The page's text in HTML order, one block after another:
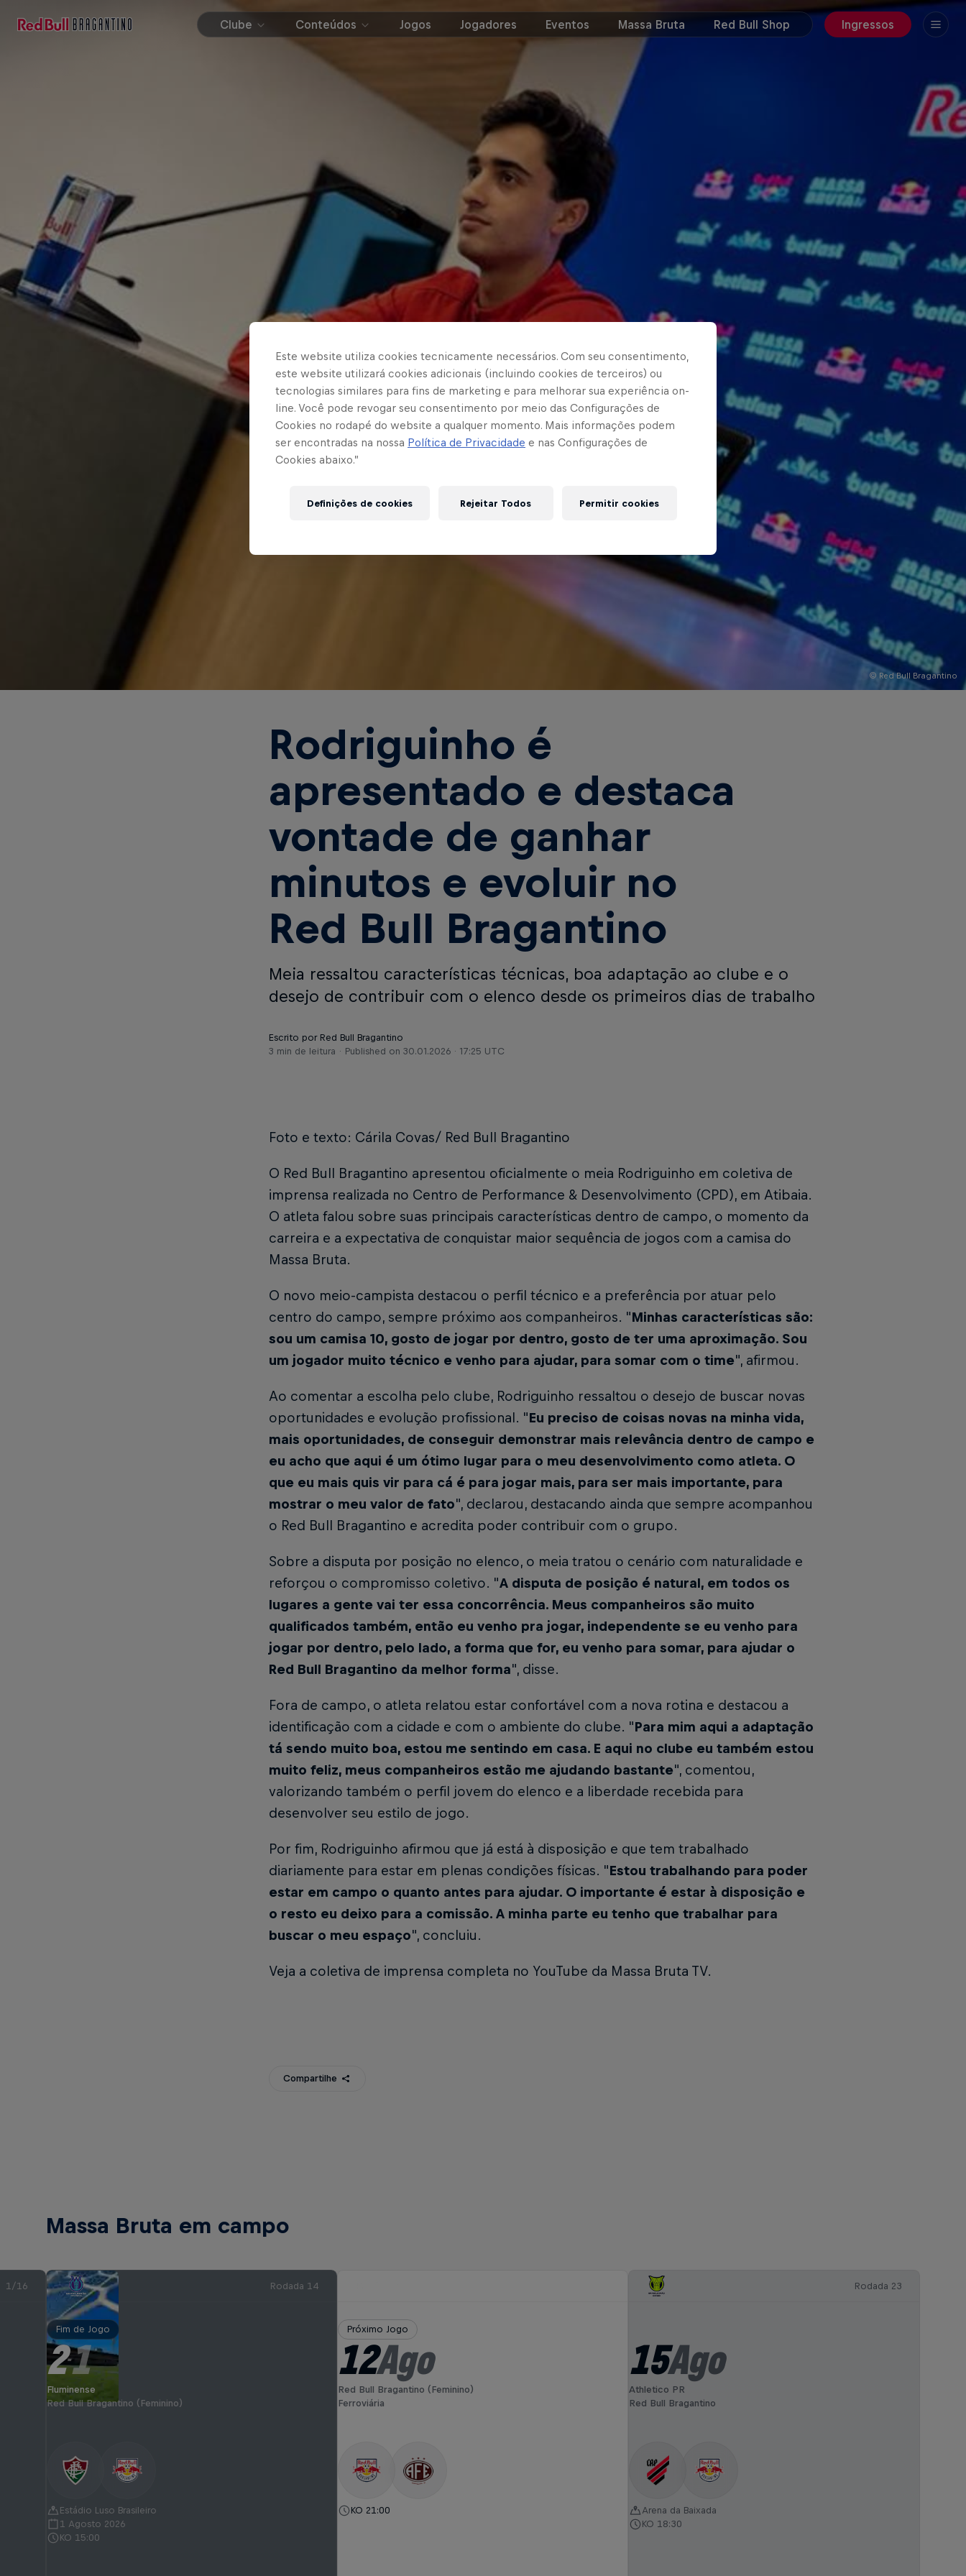
Clube Conteúdos Jogos Jogadores Eventos Massa Bruta Red Bull Shop Ingressos
© Red Bull Bragantino
Rodriguinho é
apresentado e destaca
vontade de ganhar
minutos e evoluir no
Red Bull Bragantino
Meia ressaltou características técnicas, boa adaptação ao clube e o
desejo de contribuir com o elenco desde os primeiros dias de trabalho
Escrito por Red Bull Bragantino
3 min de leitura
Published on 30.01.2026 · 17:25 UTC
Foto e texto: Cárila Covas/ Red Bull Bragantino
O Red Bull Bragantino apresentou oficialmente o meia Rodriguinho em coletiva de
imprensa realizada no Centro de Performance & Desenvolvimento (CPD), em Atibaia.
O atleta falou sobre suas principais características dentro de campo, o momento da
carreira e a expectativa de conquistar maior sequência de jogos com a camisa do
Massa Bruta.
O novo meio-campista destacou o perfil técnico e a preferência por atuar pelo
centro do campo, sempre próximo aos companheiros. "Minhas características são:
sou um camisa 10, gosto de jogar por dentro, gosto de ter uma aproximação. Sou
um jogador muito técnico e venho para ajudar, para somar com o time", afirmou.
Ao comentar a escolha pelo clube, Rodriguinho ressaltou o desejo de buscar novas
oportunidades e evolução profissional. "Eu preciso de coisas novas na minha vida,
mais oportunidades, de conseguir demonstrar mais relevância dentro de campo e
eu acho que aqui é um ótimo lugar para o meu desenvolvimento como atleta. O
que eu mais quis vir para cá é para jogar mais, para ser mais importante, para
mostrar o meu valor de fato", declarou, destacando ainda que sempre acompanhou
o Red Bull Bragantino e acredita poder contribuir com o grupo.
Sobre a disputa por posição no elenco, o meia tratou o cenário com naturalidade e
reforçou o compromisso coletivo. "A disputa de posição é natural, em todos os
lugares a gente vai ter essa concorrência. Meus companheiros são muito
qualificados também, então eu venho pra jogar, independente se eu venho para
jogar por dentro, pelo lado, a forma que for, eu venho para somar, para ajudar o
Red Bull Bragantino da melhor forma", disse.
Fora de campo, o atleta relatou estar confortável com a nova rotina e destacou a
identificação com a cidade e com o ambiente do clube. "Para mim aqui a adaptação
tá sendo muito boa, estou me sentindo em casa. E aqui no clube eu também estou
muito feliz, meus companheiros estão me ajudando bastante", comentou,
valorizando também o perfil jovem do elenco e a liberdade recebida para
desenvolver seu estilo de jogo.
Por fim, Rodriguinho afirmou que já está à disposição e que tem trabalhado
diariamente para estar em plenas condições físicas. "Estou trabalhando para poder
estar em campo o quanto antes para ajudar. O importante é estar à disposição e
o resto eu deixo para a comissão. A minha parte eu tenho que trabalhar para
buscar o meu espaço", concluiu.
Veja a coletiva de imprensa completa no YouTube da Massa Bruta TV.
Compartilhe
Massa Bruta em campo
1/16 Rodada 14
Fim de Jogo
2-1
Fluminense
Red Bull Bragantino (Feminino)
Estádio Luso Brasileiro
1 Agosto 2026
KO 15:00
Próximo Jogo
12Ago
Red Bull Bragantino (Feminino)
Ferroviária
KO 21:00
Rodada 23
15Ago
Athletico PR
Red Bull Bragantino
Arena da Baixada
KO 18:30
Este website utiliza cookies tecnicamente necessários. Com seu consentimento,
este website utilizará cookies adicionais (incluindo cookies de terceiros) ou
tecnologias similares para fins de marketing e para melhorar sua experiência on-
line. Você pode revogar seu consentimento por meio das Configurações de
Cookies no rodapé do website a qualquer momento. Mais informações podem
ser encontradas na nossa Política de Privacidade e nas Configurações de
Cookies abaixo.”
Definições de cookies Rejeitar Todos Permitir cookies